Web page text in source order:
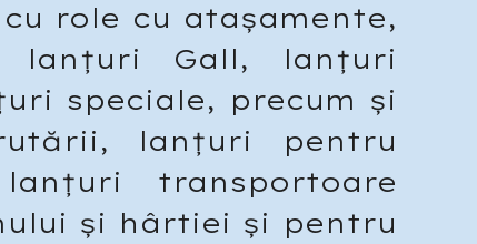
role cu atașamente,
Gall, lanțuri
speciale, precum și
lanțuri pentru
transportoare
și hârtiei și pentru